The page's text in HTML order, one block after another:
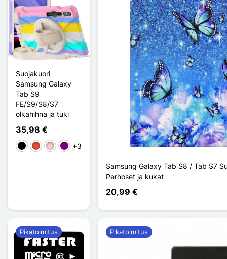
Suojakuori
Samsung Galaxy
Tab S9
FE/S9/S8/S7
olkahihna ja tuki
35,98 €
MustaPunainen
PinkkiViolet+3
Samsung Galaxy Tab S8 / Tab S7
Perhoset ja kukat
20,99 €
Pikatoimitus Pikatoimitus